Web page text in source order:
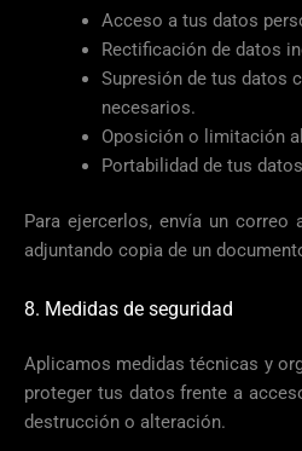
Acceso a tus datos
Rectificación de datos
Supresión de tus datos
necesarios.
Oposición o limitación
Portabilidad de tus
Para ejercerlos, envía un correo
adjuntando copia de un
8. Medidas de seguridad
Aplicamos medidas técnicas y
proteger tus datos frente a
destrucción o alteración.